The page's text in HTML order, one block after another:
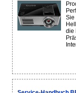
Sie
die